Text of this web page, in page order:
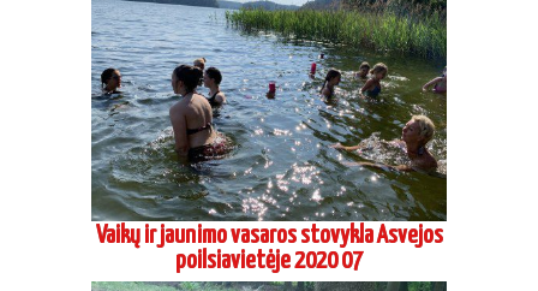
Vaikų ir jaunimo vasaros stovykla Asvejos
poilsiavietėje 2020 07